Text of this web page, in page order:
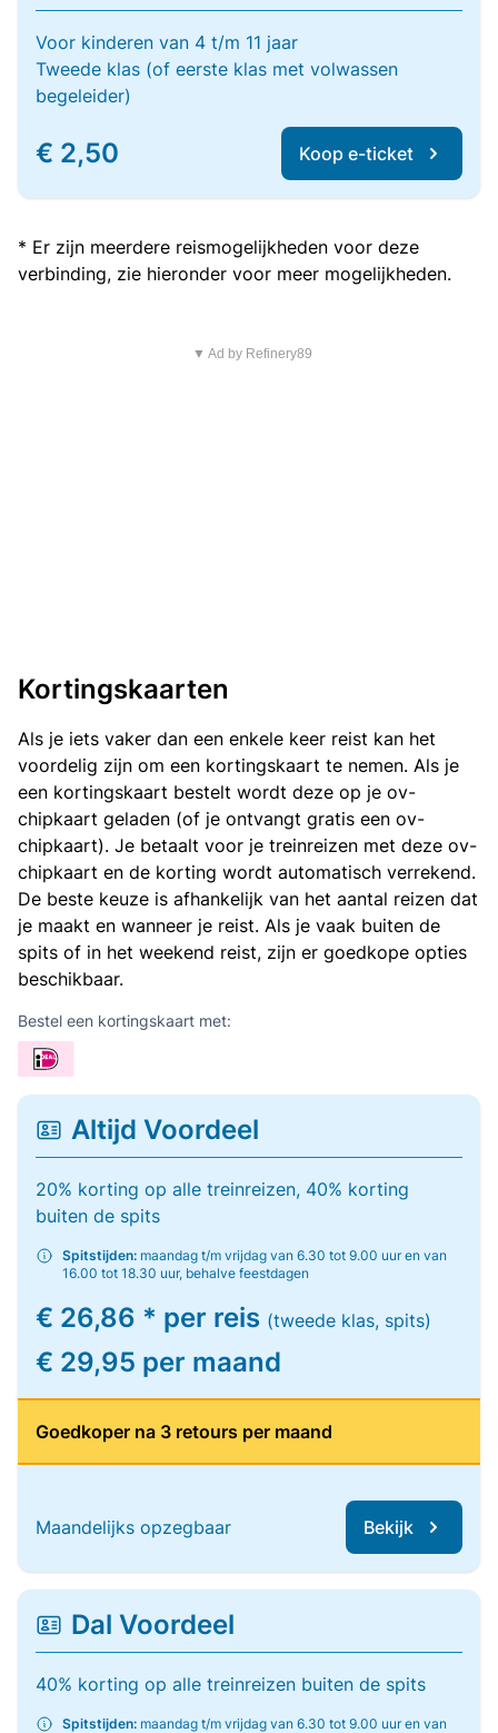
Voor kinderen van 4 t/m 11 jaar
Tweede klas (of eerste klas met volwassen
begeleider)
€ 2,50 Koop e-ticket
* Er zijn meerdere reismogelijkheden voor deze
verbinding, zie hieronder voor meer mogelijkheden.
▼ Ad by Refinery89
Kortingskaarten
Als je iets vaker dan een enkele keer reist kan het
voordelig zijn om een kortingskaart te nemen. Als je
een kortingskaart bestelt wordt deze op je ov-
chipkaart geladen (of je ontvangt gratis een ov-
chipkaart). Je betaalt voor je treinreizen met deze ov-
chipkaart en de korting wordt automatisch verrekend.
De beste keuze is afhankelijk van het aantal reizen dat
je maakt en wanneer je reist. Als je vaak buiten de
spits of in het weekend reist, zijn er goedkope opties
beschikbaar.
Bestel een kortingskaart met:
Altijd Voordeel
20% korting op alle treinreizen, 40% korting
buiten de spits
Spitstijden: maandag t/m vrijdag van 6.30 tot 9.00 uur en van
16.00 tot 18.30 uur, behalve feestdagen
€ 26,86 * per reis (tweede klas, spits)
€ 29,95 per maand
Goedkoper na 3 retours per maand
Maandelijks opzegbaar Bekijk
Dal Voordeel
40% korting op alle treinreizen buiten de spits
Spitstijden: maandag t/m vrijdag van 6.30 tot 9.00 uur en van